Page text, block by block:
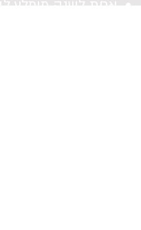
אחת לשנה מומלץ